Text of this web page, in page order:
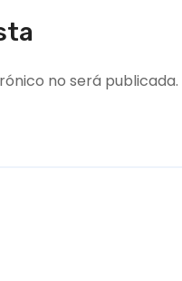
no será publicada.